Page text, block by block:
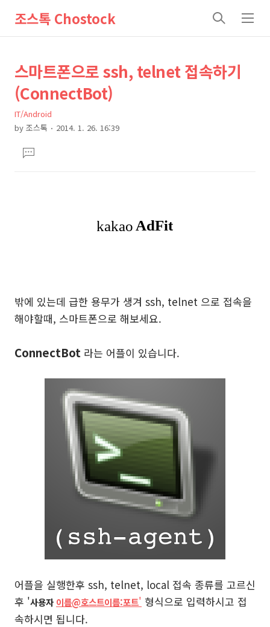
조스톡 Chostock
검
메
상
세
컨
텐
츠
본
문
제
목
스마트폰으로 ssh, telnet 접속하기
(ConnectBot)
IT/Android
by 조스톡 2014. 1. 26. 16:39
문댓
글
밖에 있는데 급한 용무가 생겨 ssh, telnet 으로 접속을
해야할때, 스마트폰으로 해보세요.
ConnectBot 라는 어플이 있습니다.
어플을 실행한후 ssh, telnet, local 접속 종류를 고르신
후 '사용자 이름@호스트이름:포트' 형식으로 입력하시고 접
속하시면 됩니다.